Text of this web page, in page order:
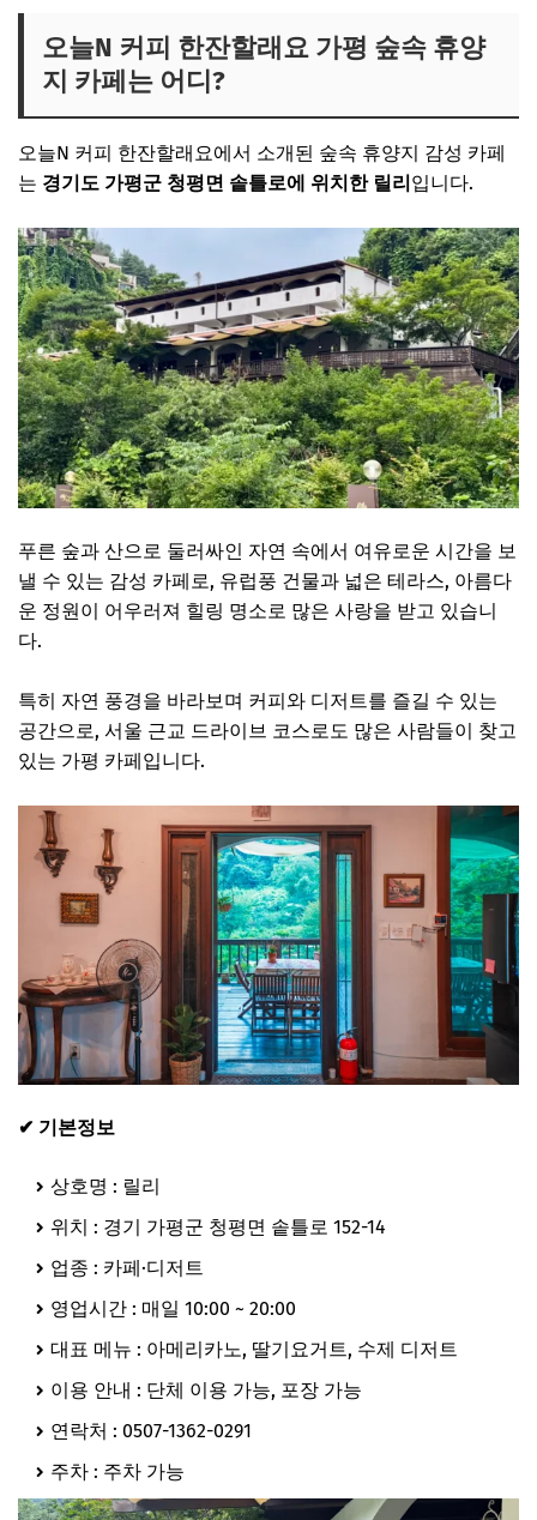
오늘N 커피 한잔할래요 가평 숲속 휴양
지 카페는 어디?
오늘N 커피 한잔할래요에서 소개된 숲속 휴양지 감성 카페
는 경기도 가평군 청평면 솥틀로에 위치한 릴리입니다.
푸른 숲과 산으로 둘러싸인 자연 속에서 여유로운 시간을 보
낼 수 있는 감성 카페로, 유럽풍 건물과 넓은 테라스, 아름다
운 정원이 어우러져 힐링 명소로 많은 사랑을 받고 있습니
다.
특히 자연 풍경을 바라보며 커피와 디저트를 즐길 수 있는
공간으로, 서울 근교 드라이브 코스로도 많은 사람들이 찾고
있는 가평 카페입니다.
✔ 기본정보
상호명 : 릴리
위치 : 경기 가평군 청평면 솥틀로 152-14
업종 : 카페·디저트
영업시간 : 매일 10:00 ~ 20:00
대표 메뉴 : 아메리카노, 딸기요거트, 수제 디저트
이용 안내 : 단체 이용 가능, 포장 가능
연락처 : 0507-1362-0291
주차 : 주차 가능